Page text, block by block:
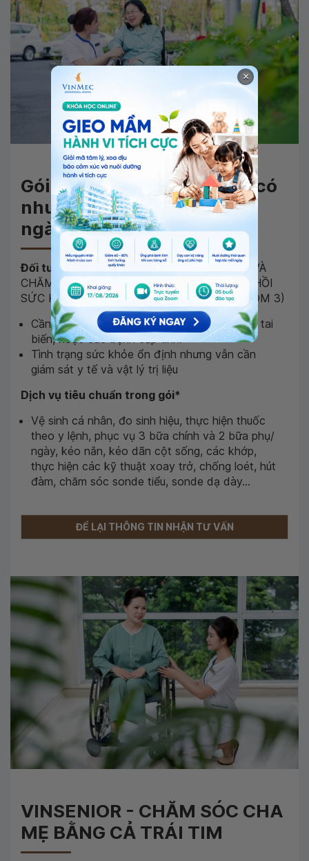
Gói dành cho Khách hàng có
nhu cầu dưỡng bệnh - 15
ngày
Đối tượng:
NGƯỜI CAO TUỔI CẦN HỖ TRỢ VÀ
CHĂM SÓC Y TẾ CHUYÊN SÂU, CẦN PHỤC HỒI
SỨC KHỎE VÀ PHỤC HỒI CHỨC NĂNG (NHÓM 3)
Cần hỗ trợ chăm sóc sau phẫu thuật, điều trị tai
biến, hoặc các bệnh cấp tính.
Tình trạng sức khỏe ổn định nhưng vẫn cần
giám sát y tế và vật lý trị liệu
Dịch vụ tiêu chuẩn trong gói*
Vệ sinh cá nhân, đo sinh hiệu, thực hiện thuốc
theo y lệnh, phục vụ 3 bữa chính và 2 bữa phụ/
ngày, kéo nắn, kéo dãn cột sống, các khớp,
thực hiện các kỹ thuật xoay trở, chống loét, hút
đàm, chăm sóc sonde tiểu, sonde dạ dày...
ĐỂ LẠI THÔNG TIN NHẬN TƯ VẤN
VINSENIOR - CHĂM SÓC CHA
MẸ BẰNG CẢ TRÁI TIM
×